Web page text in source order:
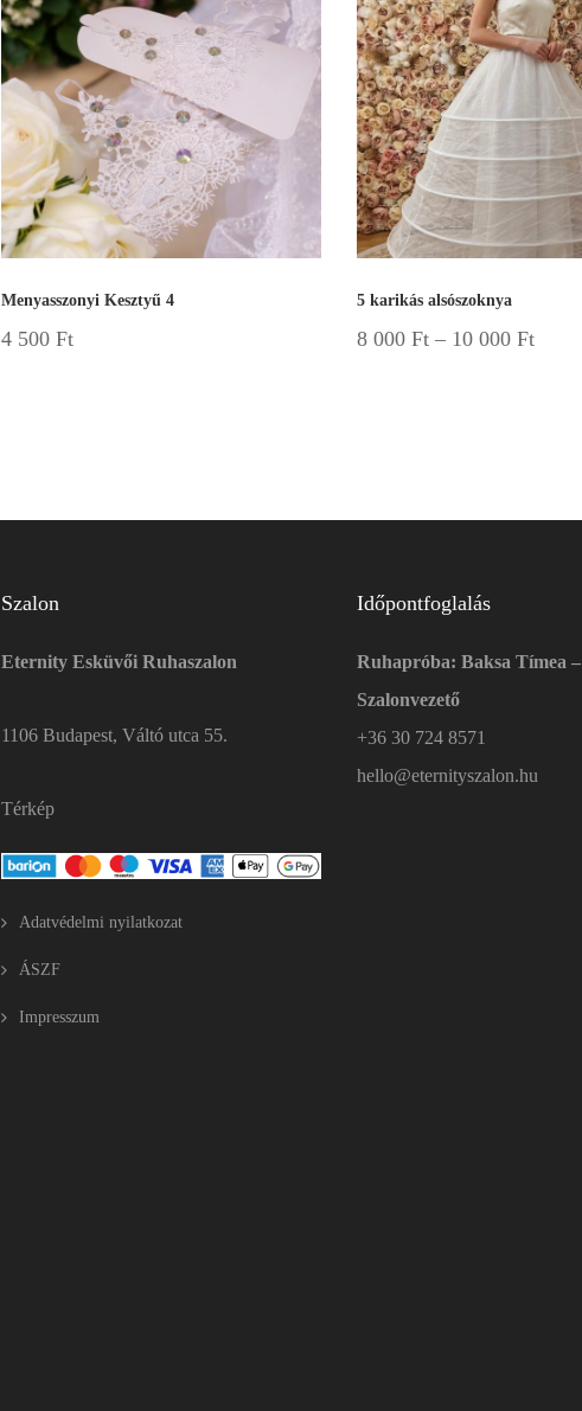
Menyasszonyi Kesztyű 4
4 500 Ft
5 karikás alsószoknya
8 000 Ft – 10 000 Ft
Szalon
Eternity Esküvői Ruhaszalon
1106 Budapest, Váltó utca 55.
Térkép
Adatvédelmi nyilatkozat
ÁSZF
Impresszum
Időpontfoglalás
Ruhapróba: Baksa Tímea –
Szalonvezető
+36 30 724 8571
hello@eternityszalon.hu